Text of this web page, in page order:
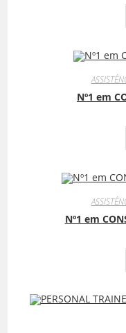
Nº1 em
Nº1 em